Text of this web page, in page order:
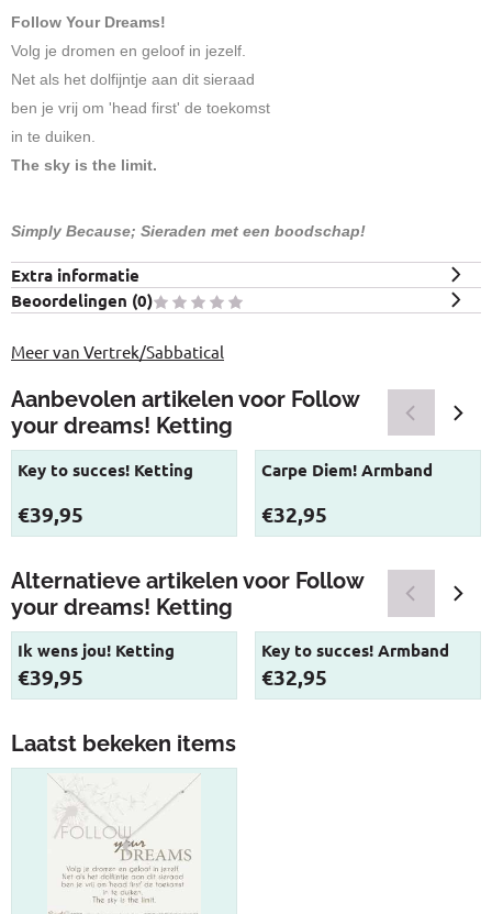
Follow Your Dreams!
Volg je dromen en geloof in jezelf.
Net als het dolfijntje aan dit sieraad
ben je vrij om 'head first' de toekomst
in te duiken.
The sky is the limit.
Simply Because; Sieraden met een boodschap!
Extra informatie
Beoordelingen (0)
Meer van Vertrek/Sabbatical
Aanbevolen artikelen voor Follow
your dreams! Ketting
Key to succes! Ketting
Prijs: 39,95
€39,95
Carpe Diem! Armband
Prijs: 32,95
€32,95
Alternatieve artikelen voor Follow
your dreams! Ketting
Ik wens jou! Ketting
Prijs: 39,95
€39,95
Key to succes! Armband
Prijs: 32,95
€32,95
Laatst bekeken items